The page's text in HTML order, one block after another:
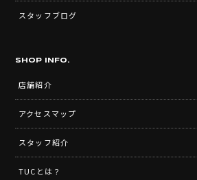
スタッフブログ
SHOP INFO.
店舗紹介
アクセスマップ
スタッフ紹介
TUCとは？